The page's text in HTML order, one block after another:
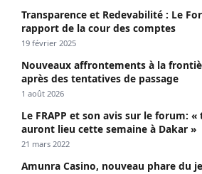
Transparence et Redevabilité : Le
rapport de la cour des comptes
19 février 2025
Nouveaux affrontements à la
après des tentatives de passage
1 août 2026
Le FRAPP et son avis sur le forum:
auront lieu cette semaine à Dakar »
21 mars 2022
Amunra Casino, nouveau phare du